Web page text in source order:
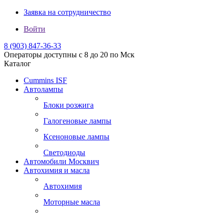
Заявка на сотрудничество
Войти
8 (903) 847-36-33
Операторы доступны с 8 до 20 по Мск
Каталог
Cummins ISF
Автолампы
Блоки розжига
Галогеновые лампы
Ксеноновые лампы
Светодиоды
Автомобили Москвич
Автохимия и масла
Автохимия
Моторные масла